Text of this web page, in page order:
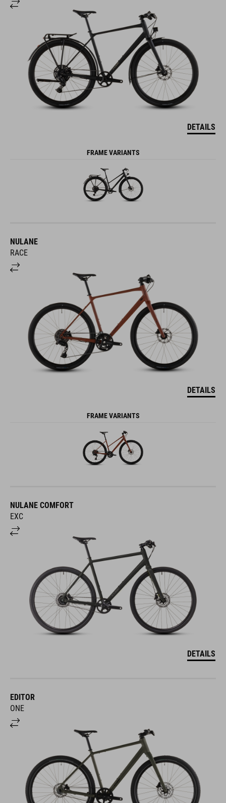
DETAILS
FRAME VARIANTS
NULANE
RACE
DETAILS
FRAME VARIANTS
NULANE COMFORT
EXC
DETAILS
EDITOR
ONE